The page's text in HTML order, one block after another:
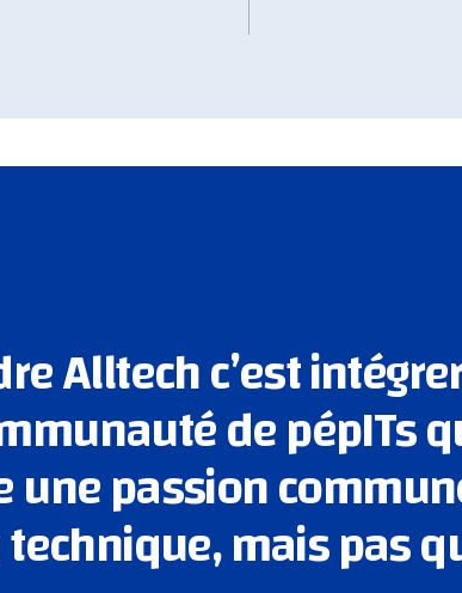
Alltech c’est
de pépITs
une passion
mais pas